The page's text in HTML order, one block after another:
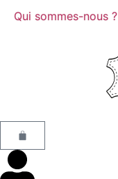
Qui sommes-nous ?